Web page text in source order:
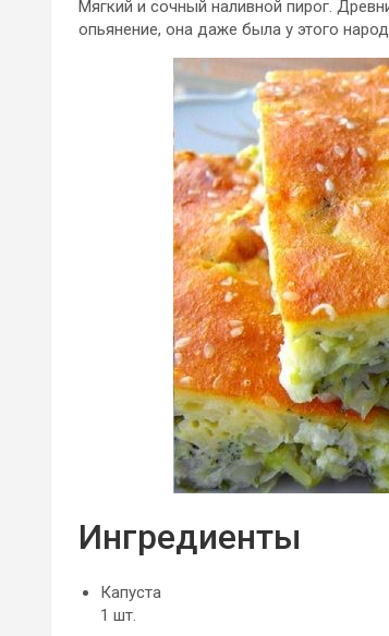
Мягкий и сочный наливной пирог.
опьянение, она даже была у этого
Ингредиенты
Капуста
1 шт.